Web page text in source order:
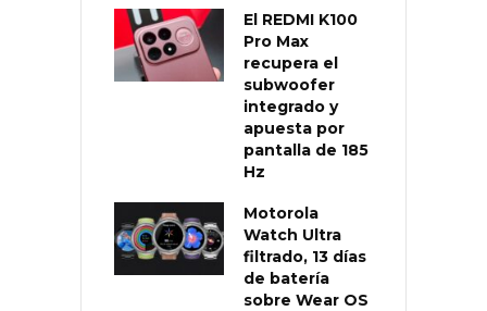
El REDMI K100
Pro Max
recupera el
subwoofer
integrado y
apuesta por
pantalla de 185
Hz
Motorola
Watch Ultra
filtrado, 13 días
de batería
sobre Wear OS